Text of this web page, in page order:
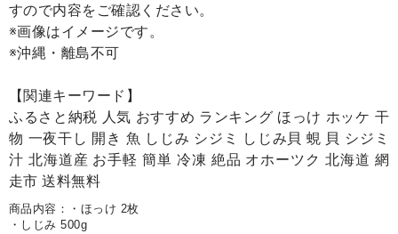
すので内容をご確認ください。
※画像はイメージです。
※沖縄・離島不可
【関連キーワード】
ふるさと納税 人気 おすすめ ランキング ほっけ ホッケ 干
物 一夜干し 開き 魚 しじみ シジミ しじみ貝 蜆 貝 シジミ
汁 北海道産 お手軽 簡単 冷凍 絶品 オホーツク 北海道 網
走市 送料無料
商品内容：・ほっけ 2枚
・しじみ 500g